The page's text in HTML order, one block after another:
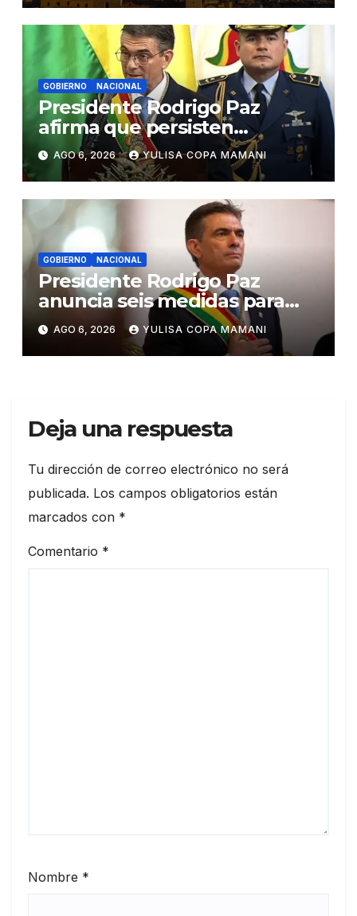
GOBIERNO NACIONAL
Presidente Rodrigo Paz
afirma que persisten
amenazas contra la
estabilidad del país
AGO 6, 2026 YULISA COPA MAMANI
GOBIERNO NACIONAL
Presidente Rodrigo Paz
anuncia seis medidas para
impulsar reformas en Bolivia
AGO 6, 2026 YULISA COPA MAMANI
Deja una respuesta
Tu dirección de correo electrónico no será
publicada. Los campos obligatorios están
marcados con *
Comentario *
Nombre *